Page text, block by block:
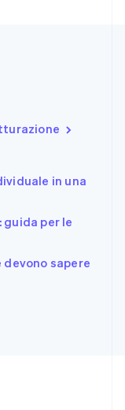
in una
guida per le
sapere